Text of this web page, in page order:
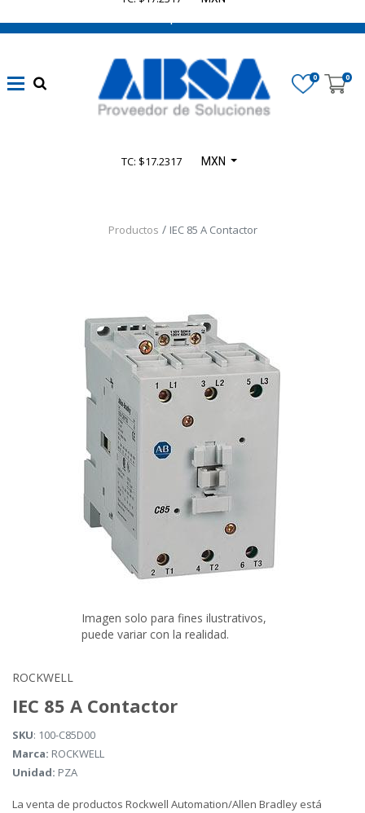
0 0
TC: $17.2317 MXN
Productos IEC 85 A Contactor
Imagen solo para fines ilustrativos,
puede variar con la realidad.
ROCKWELL
IEC 85 A Contactor
SKU: 100-C85D00
Marca: ROCKWELL
Unidad: PZA
La venta de productos Rockwell Automation/Allen Bradley está